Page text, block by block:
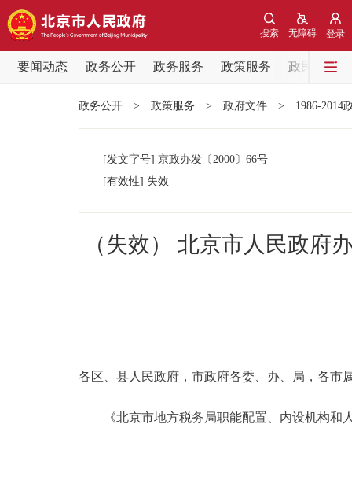
登录
无障碍
搜索
要闻动态 政务公开 政务服务 政策服务
政民互动
党中央精神
政务公开
政务公开 > 政策服务 > 政府文件 > 1986-2014
[发文字号] 京政办发 〔2000〕 66号
[有效性] 失效
（失效） 北京市人民政府
各区、县人民政府，市政府各委、办、局，各市
《北京市地方税务局职能配置、内设机构和